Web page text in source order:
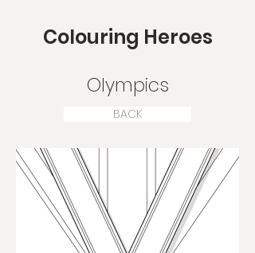
Colouring Heroes
Olympics
BACK